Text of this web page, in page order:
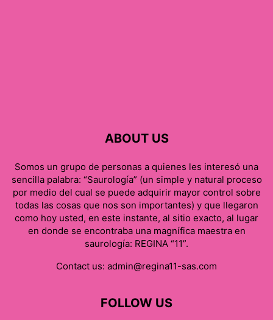
ABOUT US
Somos un grupo de personas a quienes les interesó una
sencilla palabra: “Saurología” (un simple y natural proceso
por medio del cual se puede adquirir mayor control sobre
todas las cosas que nos son importantes) y que llegaron
como hoy usted, en este instante, al sitio exacto, al lugar
en donde se encontraba una magnífica maestra en
saurología: REGINA “11”.
Contact us: admin@regina11-sas.com
FOLLOW US